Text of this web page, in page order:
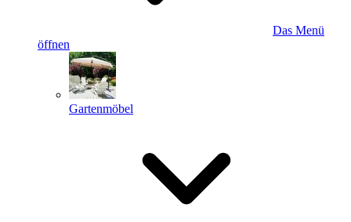
Das Menü
öffnen
Gartenmöbel